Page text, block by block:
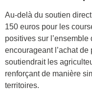
Au-delà du soutien
150 euros pour les
positives sur
encourageant l’achat
soutiendrait les
renforçant de manière
territoires.